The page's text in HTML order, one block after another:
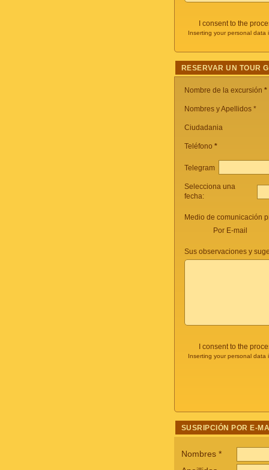
I consent to the
Inserting your personal
RESERVAR UN TOUR
Nombre de la excursión *
Nombres y Apellidos *
Ciudadania
Teléfono *
Telegram
Selecciona una
fecha:
Medio de comunicación
Por E-mail
Sus observaciones y
I consent to the
Inserting your personal
SUSRIPCIÓN POR E-
Nombres *